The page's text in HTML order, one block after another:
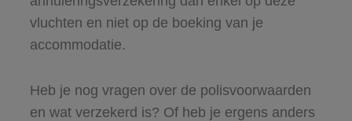
vluchten en niet op de boeking van je
accommodatie.
Heb je nog vragen over de polisvoorwaarden
en wat verzekerd is? Of heb je ergens anders